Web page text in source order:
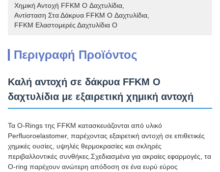
Χημική Αντοχή FFKM O Δαχτυλίδια
Αντίσταση Στα Δάκρυα FFKM O Δαχτυλίδια
FFKM Ελαστομερές Δαχτυλίδια O
Περιγραφή Προϊόντος
Καλή αντοχή σε δάκρυα FFKM O
δαχτυλίδια με εξαιρετική χημική αντοχή
Τα O-Rings της FFKM κατασκευάζονται από υλικό
Perfluoroelastomer, παρέχοντας εξαιρετική αντοχή σε επιθετικές
χημικές ουσίες, υψηλές θερμοκρασίες και σκληρές
περιβαλλοντικές συνθήκες.Σχεδιασμένα για ακραίες εφαρμογές, τα
O-ring παρέχουν ανώτερη απόδοση σε ένα ευρύ εύρος